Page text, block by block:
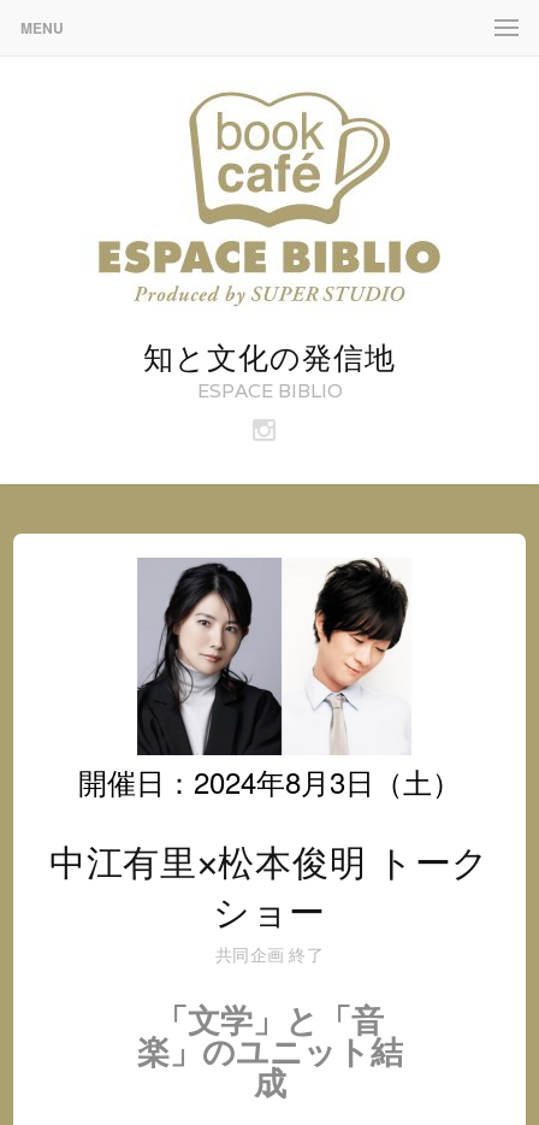
MENU
知と文化の発信地
ESPACE BIBLIO
ブ
オ
タ
グ
ラ
ム
開催日：2024年8月3日（土）
中江有里×松本俊明 トーク
ショー
共同企画 終了
「文学」と「音
楽」のユニット結
成